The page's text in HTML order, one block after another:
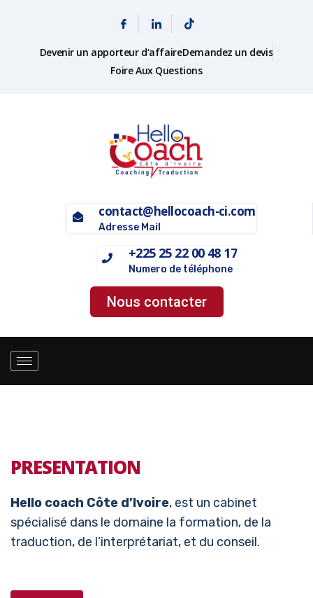
Devenir un apporteur d'affaireDemandez un devis
Foire Aux Questions
contact@hellocoach-ci.com
Adresse Mail
+225 25 22 00 48 17
Numero de téléphone
Nous contacter
PRESENTATION
Hello coach Côte d’Ivoire, est un cabinet
spécialisé dans le domaine la formation, de la
traduction, de l’interprétariat, et du conseil.